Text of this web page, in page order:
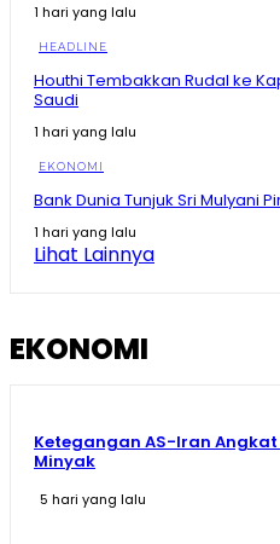
#trending
00:37
Baliknya Minta Izin
Menang Tagih
Prabowo Singgung
09:07
1 hari yang lalu
HEADLINE
Houthi Tembakkan Rudal ke
Saudi
1 hari yang lalu
EKONOMI
Bank Dunia Tunjuk Sri Mulyani
1 hari yang lalu
Lihat Lainnya
EKONOMI
Ketegangan AS-Iran
Minyak
5 hari yang lalu